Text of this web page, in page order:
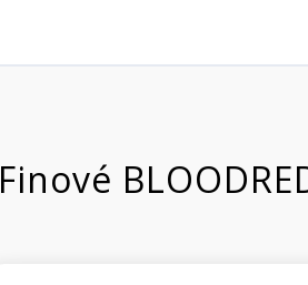
Finové